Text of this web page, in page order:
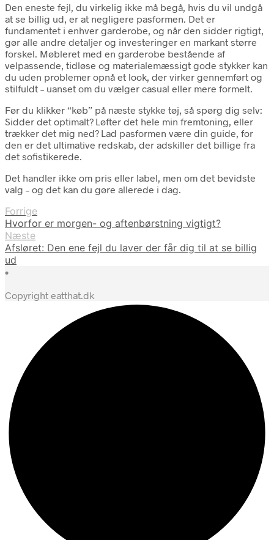
Den eneste fejl, du virkelig ikke må begå, hvis du vil undgå
at se billig ud, er at negligere pasformen. Det er
fundamentet i enhver garderobe, og når den sidder rigtigt,
gør alle andre detaljer og investeringer en markant større
forskel. Møbleret med en garderobe bestående af
velpassende, tidløse og materialemæssigt gode stykker kan
du uden problemer opnå et look, der virker gennemført og
stilfuldt – uanset om du vælger casual eller mere formelt.
Før du klikker “køb” på næste stykke tøj, så spørg dig selv:
Sidder det optimalt? Løfter det hele min fremtoning, eller
trækker det mig ned? Lad pasformen være din guide, for
den er det ultimative redskab, der adskiller det billige fra
det sofistikerede.
Det handler ikke om pris eller label, men om det bevidste
valg – og det kan du gøre allerede i dag.
Forrige
Hvorfor er morgen- og aftenbørstning vigtigt?
Næste
Afsløret: Den ene fejl du laver der får dig til at se billig
ud
•
Copyright eatthat.dk